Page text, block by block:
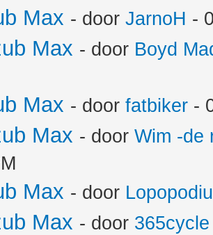
Max - door JarnoH -
Max - door Boyd
Max - door fatbiker -
Max - door Wim -de
Max - door
Max - door 365cycle